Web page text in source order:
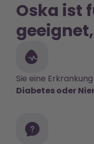
Oska ist
Sie eine
Diabetes oder